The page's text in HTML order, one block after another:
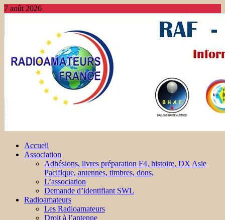
7 août 2026
Accueil
Association
Adhésions, livres préparation F4, histoire, DX Asie
Pacifique, antennes, timbres, dons,
L’association
Demande d’identifiant SWL
Radioamateurs
Les Radioamateurs
Droit à l’antenne